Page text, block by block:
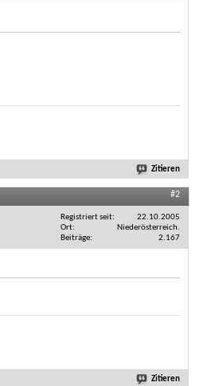
Zitieren
#2
Registriert seit
22.10.2005
Ort
Niederösterreich.
Beiträge
2.167
Zitieren